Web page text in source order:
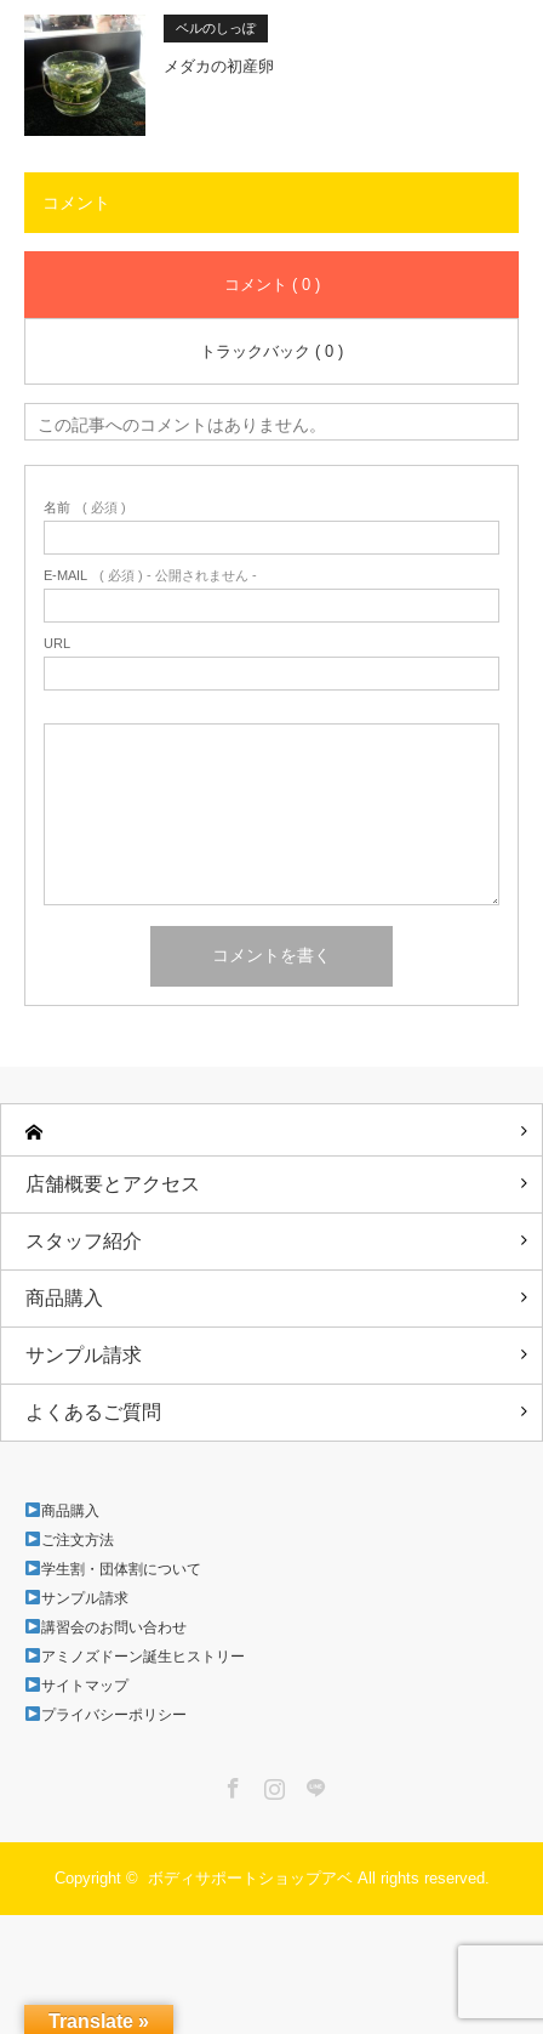
ベルのしっぽ
メダカの初産卵
コメント
コメント ( 0 )
トラックバック ( 0 )
この記事へのコメントはありません。
名前 ( 必須 )
E-MAIL ( 必須 ) - 公開されません -
URL
店舗概要とアクセス
スタッフ紹介
商品購入
サンプル請求
よくあるご質問
商品購入
ご注文方法
学生割・団体割について
サンプル請求
講習会のお問い合わせ
アミノズドーン誕生ヒストリー
サイトマップ
プライバシーポリシー
Copyright © ボディサポートショップアベAll rights reserved.
Translate »